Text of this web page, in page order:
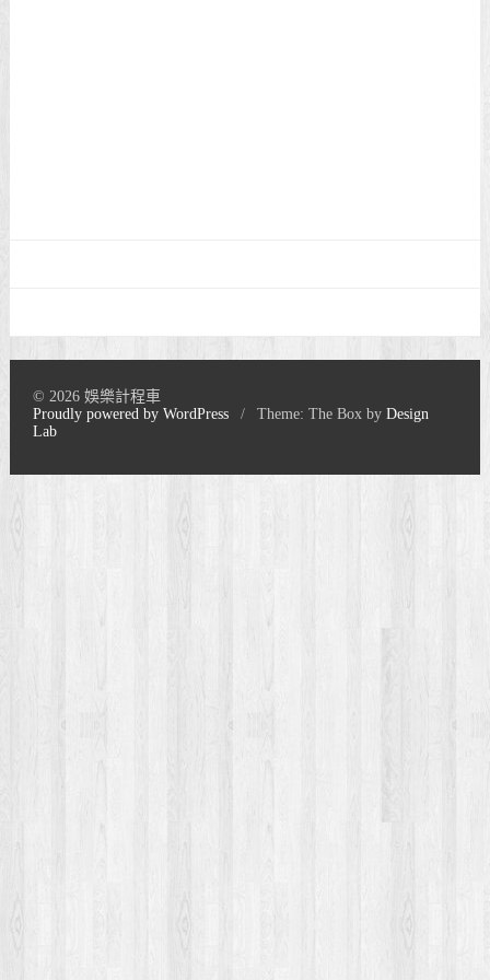
© 2026 娛樂計程車
Proudly powered by WordPress
/ Theme: The Box byDesign
Lab